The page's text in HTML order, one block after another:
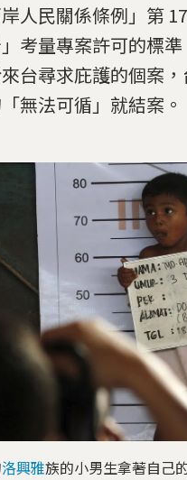
人民關係條例」第
考量專案許可的標
台尋求庇護的個案
無法可循」就結案。
洛興雅族的小男生拿著自己